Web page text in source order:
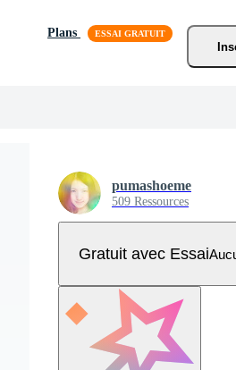
Plans
pumashoeme
509 Ressources
Gratuit avec Essai